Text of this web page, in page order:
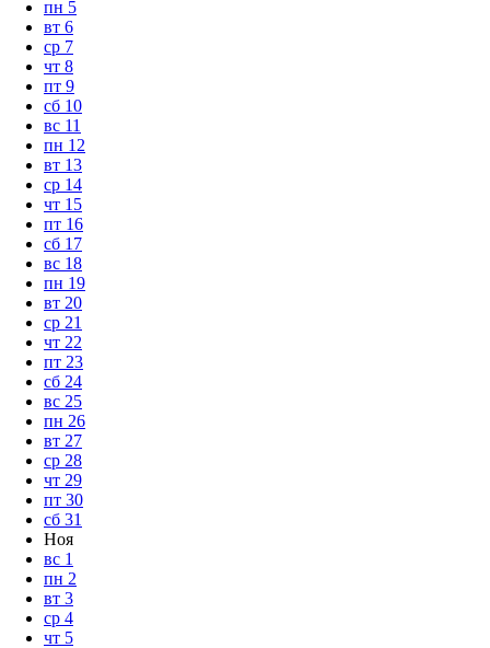
пн 5
вт 6
ср 7
чт 8
пт 9
сб 10
вс 11
пн 12
вт 13
ср 14
чт 15
пт 16
сб 17
вс 18
пн 19
вт 20
ср 21
чт 22
пт 23
сб 24
вс 25
пн 26
вт 27
ср 28
чт 29
пт 30
сб 31
Ноя
вс 1
пн 2
вт 3
ср 4
чт 5